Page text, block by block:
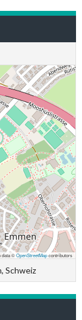
data ©OpenStreetMapcontributors
Schweiz